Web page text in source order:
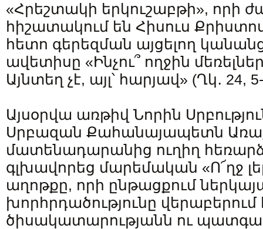
«Հրեշտակի երկուշաբթի», որի
հիշատակում են Հիսուս
հետո գերեզման այցելող
ավետիսը «Ինչու՞ ողջին
Այնտեղ չէ, այլ՝ հարյավ» (Ղկ․ 24, 5-
Այսօրվա առթիվ Նորին
Սրբազան Քահանայապետն
մատենադարանից ուղիղ
գլխավորեց մարեմական «Ո՜ղջ
աղոթքը, որի ընթացքում
խորհրդածությունը վերաբերում
ծիսակատարությանն ու